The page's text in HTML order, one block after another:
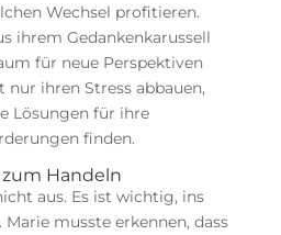
Wechsel profitieren.
ihrem Gedankenkarussell
für neue Perspektiven
nur ihren Stress abbauen,
Lösungen für ihre
finden.
Handeln
aus. Es ist wichtig, ins
musste erkennen, dass